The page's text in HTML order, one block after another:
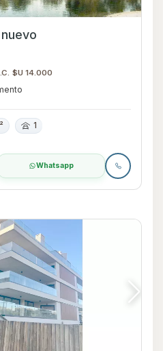
$U 14.000
1
Whatsapp